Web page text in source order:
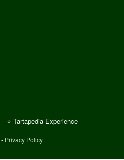
⭐ Tartapedia Experience
- Privacy Policy